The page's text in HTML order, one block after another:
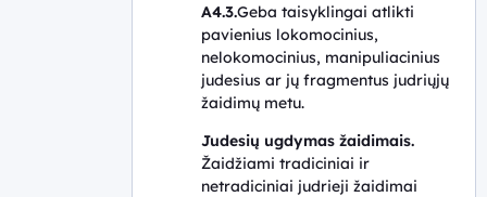
A4.3.Geba taisyklingai atlikti
pavienius lokomocinius,
nelokomocinius, manipuliacinius
judesius ar jų fragmentus judriųjų
žaidimų metu.
Judesių ugdymas žaidimais.
Žaidžiami tradiciniai ir
netradiciniai judrieji žaidimai